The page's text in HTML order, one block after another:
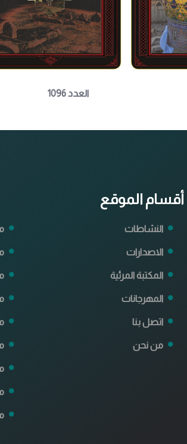
العدد 1096
أقسام الموقع
النشاطات
الاصدارات
المكتبة المرئية
المهرجانات
اتصل بنا
من نحن